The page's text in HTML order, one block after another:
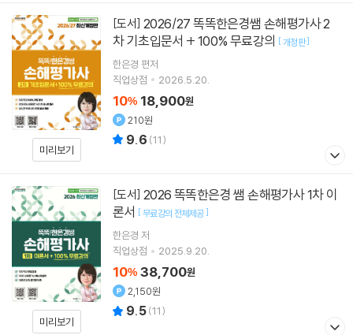
미리보기
[도서]
차 기초입문서 + 100% 무료강의 [개정판]
한은경 편저
직업상점
2026.5.20.
10% 18,900원
210원
9.6 (11)
미리보기
[도서]
론서 [무료강의 전체제공]
한은경 저
직업상점
2025.9.20.
10% 38,700원
2,150원
9.5(11)